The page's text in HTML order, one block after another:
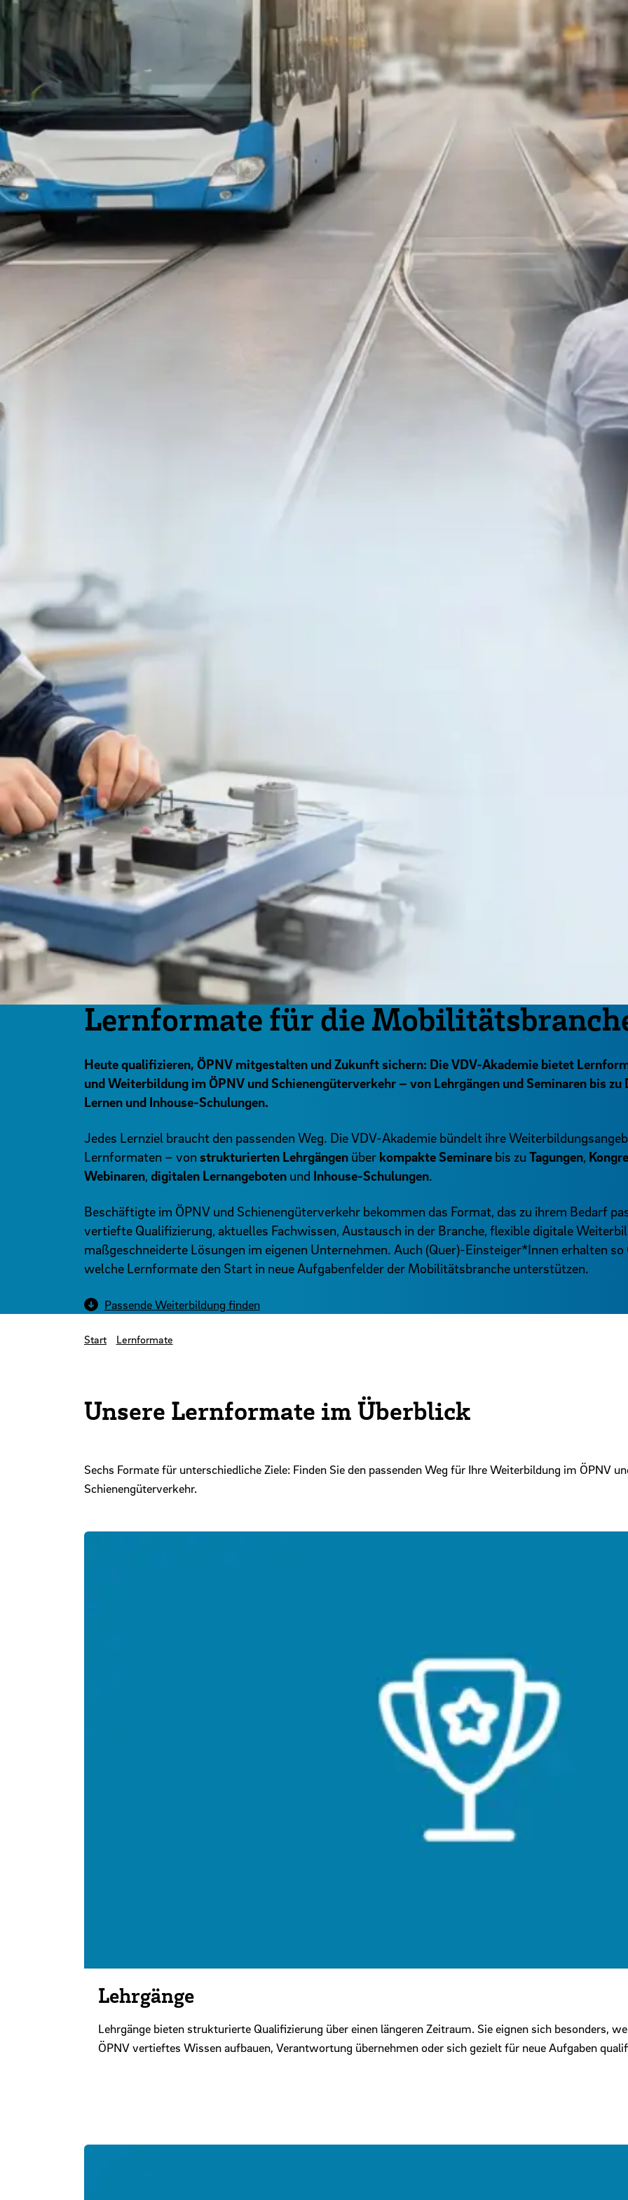
Lernformate für die
Heute qualifizieren, ÖPNV mitgestalten und Zukunft sichern: Die VDV-Akademie bietet
und Weiterbildung im ÖPNV und Schienengüterverkehr – von Lehrgängen und Seminaren bis zu
Lernen und Inhouse-Schulungen.
Jedes Lernziel braucht den passenden Weg. Die VDV-Akademie bündelt ihre
Lernformaten – von strukturierten Lehrgängen über kompakte Seminare bis zu Tagungen,
Webinaren, digitalen Lernangeboten und Inhouse-Schulungen.
Beschäftigte im ÖPNV und Schienengüterverkehr bekommen das Format, das zu ihrem Bedarf
vertiefte Qualifizierung, aktuelles Fachwissen, Austausch in der Branche, flexible digitale
maßgeschneiderte Lösungen im eigenen Unternehmen. Auch (Quer)-Einsteiger*Innen erhalten
welche Lernformate den Start in neue Aufgabenfelder der Mobilitätsbranche unterstützen.
Passende Weiterbildung finden
Start Lernformate
Unsere Lernformate im Überblick
Sechs Formate für unterschiedliche Ziele: Finden Sie den passenden Weg für Ihre Weiterbildung im ÖPNV
Schienengüterverkehr.
Lehrgänge
Lehrgänge bieten strukturierte Qualifizierung über einen längeren Zeitraum. Sie eignen sich besonders,
ÖPNV vertieftes Wissen aufbauen, Verantwortung übernehmen oder sich gezielt für neue Aufgaben